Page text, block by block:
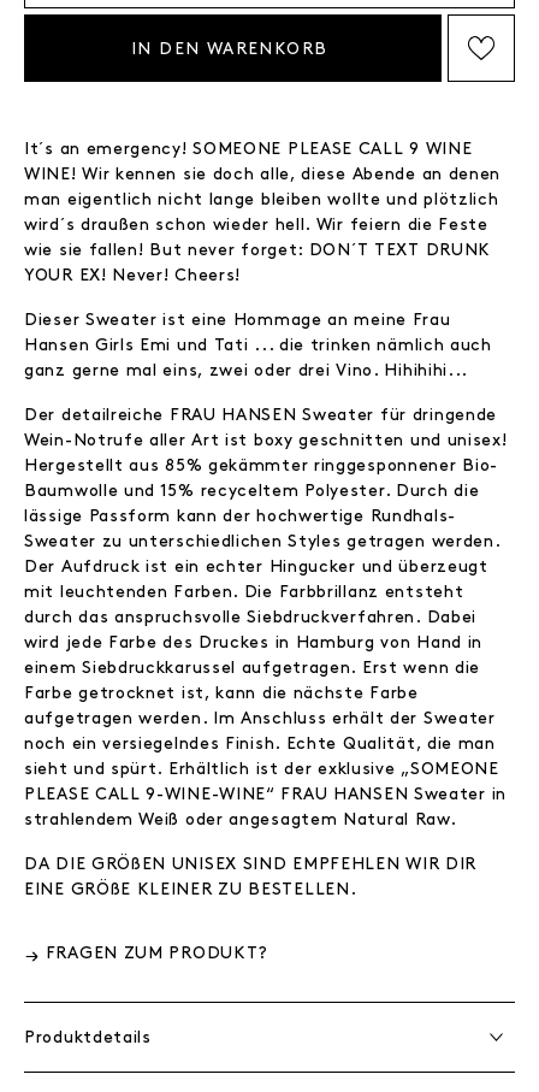
IN DEN WARENKORB
It´s an emergency! SOMEONE PLEASE CALL 9 WINE
WINE! Wir kennen sie doch alle, diese Abende an denen
man eigentlich nicht lange bleiben wollte und plötzlich
wird´s draußen schon wieder hell. Wir feiern die Feste
wie sie fallen! But never forget: DON´T TEXT DRUNK
YOUR EX! Never! Cheers!
Dieser Sweater ist eine Hommage an meine Frau
Hansen Girls Emi und Tati ... die trinken nämlich auch
ganz gerne mal eins, zwei oder drei Vino. Hihihihi...
Der detailreiche FRAU HANSEN Sweater für dringende
Wein-Notrufe aller Art ist boxy geschnitten und unisex!
Hergestellt aus 85% gekämmter ringgesponnener Bio-
Baumwolle und 15% recyceltem Polyester. Durch die
lässige Passform kann der hochwertige Rundhals-
Sweater zu unterschiedlichen Styles getragen werden.
Der Aufdruck ist ein echter Hingucker und überzeugt
mit leuchtenden Farben. Die Farbbrillanz entsteht
durch das anspruchsvolle Siebdruckverfahren. Dabei
wird jede Farbe des Druckes in Hamburg von Hand in
einem Siebdruckkarussel aufgetragen. Erst wenn die
Farbe getrocknet ist, kann die nächste Farbe
aufgetragen werden. Im Anschluss erhält der Sweater
noch ein versiegelndes Finish. Echte Qualität, die man
sieht und spürt. Erhältlich ist der exklusive „SOMEONE
PLEASE CALL 9-WINE-WINE“ FRAU HANSEN Sweater in
strahlendem Weiß oder angesagtem Natural Raw.
DA DIE GRÖßEN UNISEX SIND EMPFEHLEN WIR DIR
EINE GRÖßE KLEINER ZU BESTELLEN.
FRAGEN ZUM PRODUKT?
Produktdetails